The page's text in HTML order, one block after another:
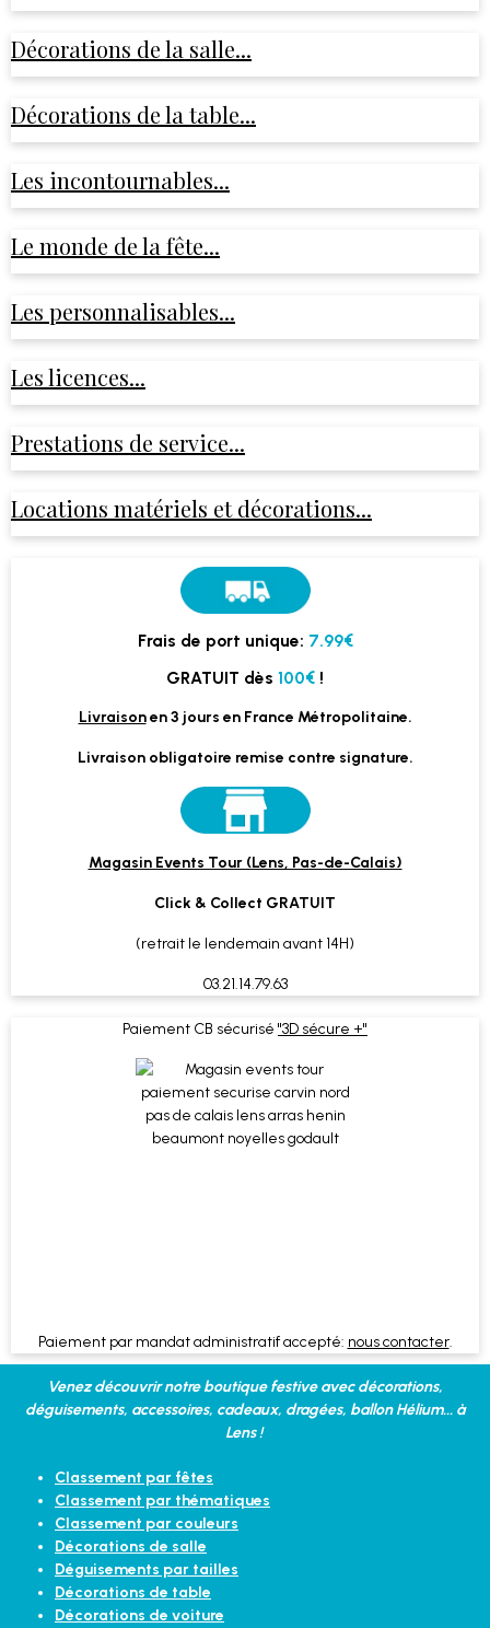
Décorations de la salle...
Décorations de la table...
Les incontournables...
Le monde de la fête...
Les personnalisables...
Les licences...
Prestations de service...
Locations matériels et décorations...
Frais de port unique: 7.99€
GRATUIT dès 100€ !
Livraisonen 3 jours en France Métropolitaine.
Livraison obligatoire remise contre signature.
Magasin Events Tour (Lens, Pas-de-Calais)
Click & Collect GRATUIT
(retrait le lendemain avant 14H)
03.21.14.79.63
Paiement CB sécurisé "3D sécure +"
Paiement par mandat administratif accepté: nous contacter.
Venez découvrir notre boutique festive avec décorations,
déguisements, accessoires, cadeaux, dragées, ballon Hélium... à
Lens !
Classement par fêtes
Classement par thématiques
Classement par couleurs
Décorations de salle
Déguisements par tailles
Décorations de table
Décorations de voiture